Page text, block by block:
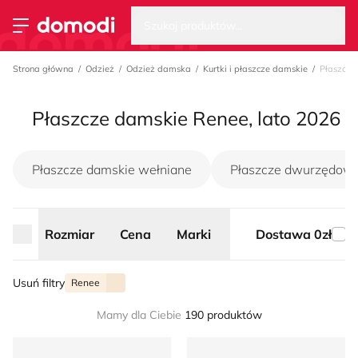
Przełącz menu
Strona główna
Strona główna Odzież Odzież damska Kurtki i płaszcze damskie
Płaszcze damskie Renee, lato 2026
Płaszcze damskie wełniane Płaszcze
Rozmiar Cena Marki Dostawa 0zł
Usuń filtry Renee
Mamy dla Ciebie 190 produktów